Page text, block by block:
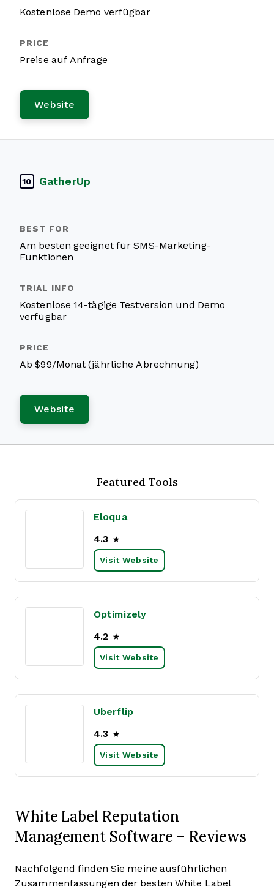
Kostenlose Demo verfügbar
Preise auf Anfrage
Website
10 GatherUp
Am besten geeignet für SMS-Marketing-
Funktionen
Kostenlose 14-tägige Testversion und Demo
verfügbar
Ab $99/Monat (jährliche Abrechnung)
Website
Featured Tools
Eloqua
4.3
Visit Website
Optimizely
4.2
Visit Website
Uberflip
4.3
Visit Website
White Label Reputation
Management Software – Reviews
Nachfolgend finden Sie meine ausführlichen
Zusammenfassungen der besten White Label